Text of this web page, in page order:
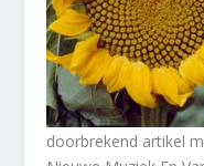
doorbrekend artikel